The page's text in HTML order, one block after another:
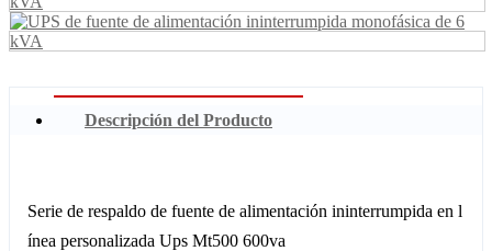
Descripción del Producto
Serie de respaldo de fuente de alimentación ininterrumpida en l
ínea personalizada Ups Mt500 600va